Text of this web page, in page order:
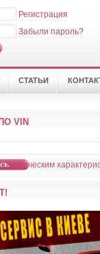
Регистрация
Забыли пароль?
СТАТЬИ
ПО VIN
техническим